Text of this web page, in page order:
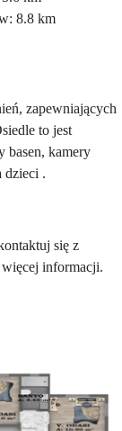
8.8 km
zapewniających
to jest
basen, kamery
dzieci .
się z
informacji.